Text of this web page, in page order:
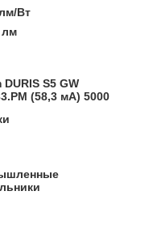
Вт
лм
DURIS S5 GW
(58,3 мА) 5000